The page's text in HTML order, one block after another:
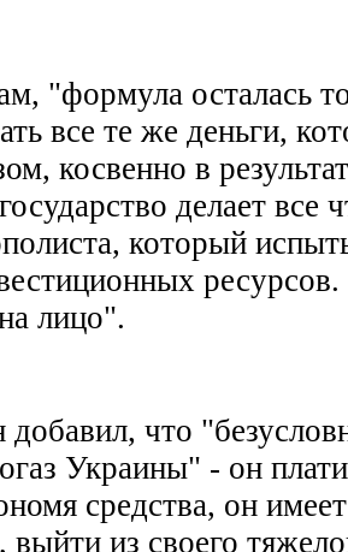
"формула осталась
все те же деньги,
косвенно в
делает все
который
лицо".
что
Украины" - он
средства, он
выйти из своего